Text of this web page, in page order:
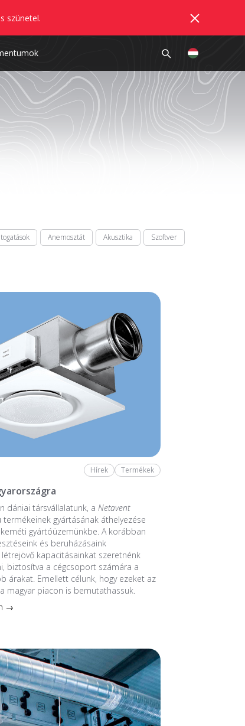
szünetel.
Anemosztát Akusztika
Szoftver
Hírek Termékek
dániai társvállalatunk, aNetavent
termékeinek gyártásának áthelyezése
gyártóüzemünkbe. A korábban
és beruházásaink
kapacitásainkat szeretnénk
biztosítva a cégcsoport számára a
árakat. Emellett célunk, hogy ezeket az
magyar piacon is bemutathassuk.
→